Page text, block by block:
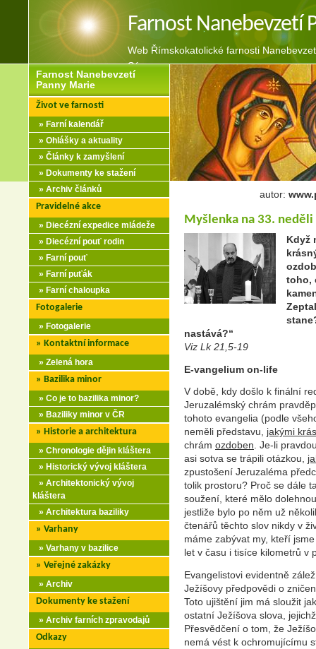
Farnost Nanebevzetí
Web Římskokatolické farnosti
Sázavou
Farnost Nanebevzetí
Panny Marie
Život ve farnosti
» Farní kalendář
» Ohlášky a aktuality
» Články k zamyšlení
» Dokumenty ke stažení
» Archiv článků
Pravidelné akce
» Diecézní expedice mládeže
» Diecézní pouť rodin
» Farní pouť
» Farní puťák
» Farní chaloupka
Fotogalerie
» Fotogalerie
» Kontaktní informace
» Zelená hora
» Bazilika minor
» Co je to bazilika minor?
» Baziliky minor v ČR
» Historie a architektura
» Chronologie dějin kláštera
» Historický vývoj kláštera
» Architektonický vývoj
kláštera
» Architektura baziliky
» Varhany
» Varhany v bazilice
» Veřejné zakázky
» Archiv
Dokumenty ke stažení
» Archiv farních zpravodajů
Odkazy
autor:
Myšlenka na 33.
Když
toho,
nastává?“
Viz Lk 21,5-19
E-vangelium on-life
V době, kdy došlo k finální
Jeruzalémský chrám
tohoto evangelia (podle
neměli představu, jakými
chrám ozdoben. Je-li
asi sotva se trápili otázkou,
zpustošení Jeruzaléma
tolik prostoru? Proč se dále
soužení, které mělo
jestliže bylo po něm už
čtenářů těchto slov nikdy v
máme zabývat my, kteří
let v času i tisíce kilometrů v
Evangelistovi evidentně
Ježíšovy předpovědi o
Toto ujištění jim má sloužit
ostatní Ježíšova slova,
Přesvědčení o tom, že
nemá vést k ochromujícímu